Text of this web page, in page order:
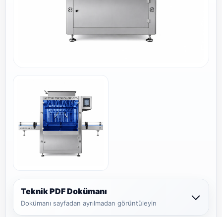
Teknik PDF Dokümanı
Dokümanı sayfadan ayrılmadan görüntüleyin